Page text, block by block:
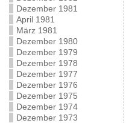
Dezember 1981
April 1981
März 1981
Dezember 1980
Dezember 1979
Dezember 1978
Dezember 1977
Dezember 1976
Dezember 1975
Dezember 1974
Dezember 1973